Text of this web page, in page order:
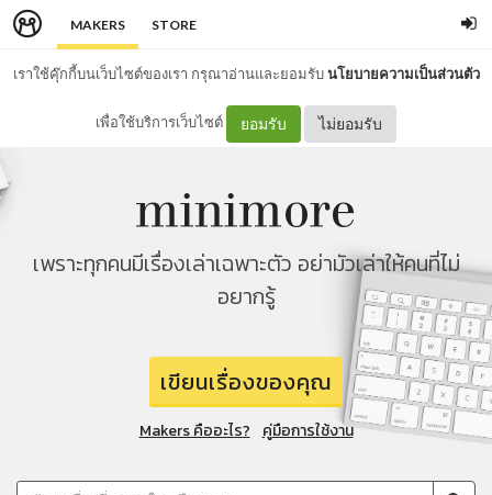
MAKERS STORE
เราใช้คุ๊กกี้บนเว็บไซต์ของเรา กรุณาอ่านและยอมรับนโยบายความเป็นส่วนตัว
เพื่อใช้บริการเว็บไซต์ ยอมรับ ไม่ยอมรับ
เพราะทุกคนมีเรื่องเล่าเฉพาะตัว อย่ามัวเล่าให้คนที่ไม่
อยากรู้
เขียนเรื่องของคุณ
Makers คืออะไร? คู่มือการใช้งาน